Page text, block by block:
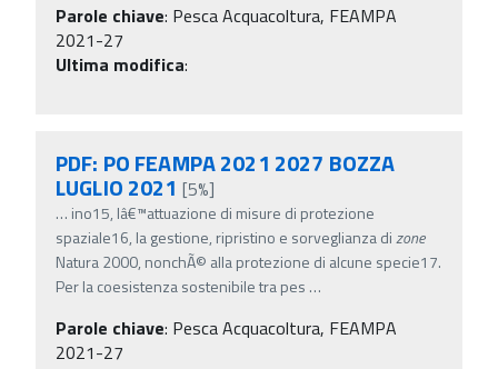
Parole chiave: Pesca Acquacoltura, FEAMPA
2021-27
Ultima modifica:
PDF: PO FEAMPA 2021 2027 BOZZA
LUGLIO 2021 [5%]
… ino15, lâ€™attuazione di misure di protezione
spaziale16, la gestione, ripristino e sorveglianza dizone
Natura 2000, nonchÃ© alla protezione di alcune specie17.
Per la coesistenza sostenibile tra pes …
Parole chiave: Pesca Acquacoltura, FEAMPA
2021-27